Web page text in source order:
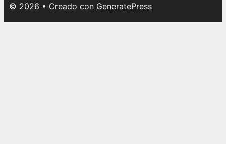
© 2026 • Creado con GeneratePress